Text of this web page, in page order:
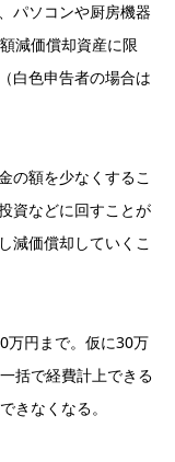
パソコンや厨房機器
減価償却資産に限
白色申告者の場合は
の額を少なくするこ
資などに回すことが
減価償却していくこ
万円まで。仮に30万
括で経費計上できる
きなくなる。